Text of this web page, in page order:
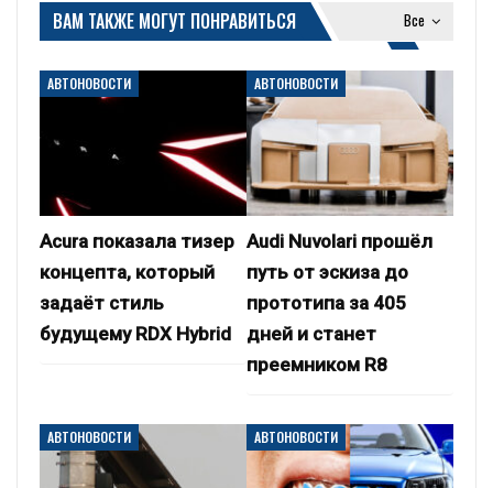
Все
ВАМ ТАКЖЕ МОГУТ ПОНРАВИТЬСЯ
АВТОНОВОСТИ
Acura показала тизер
концепта, который
задаёт стиль
будущему RDX Hybrid
АВТОНОВОСТИ
Audi Nuvolari прошёл
путь от эскиза до
прототипа за 405
дней и станет
преемником R8
АВТОНОВОСТИ АВТОНОВОСТИ